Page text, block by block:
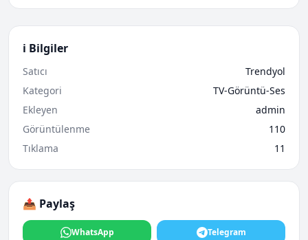
ℹ️ Bilgiler
Satıcı
Trendyol
Kategori
TV-Görüntü-Ses
Ekleyen
admin
Görüntülenme
110
Tıklama
11
📤 Paylaş
WhatsApp Telegram